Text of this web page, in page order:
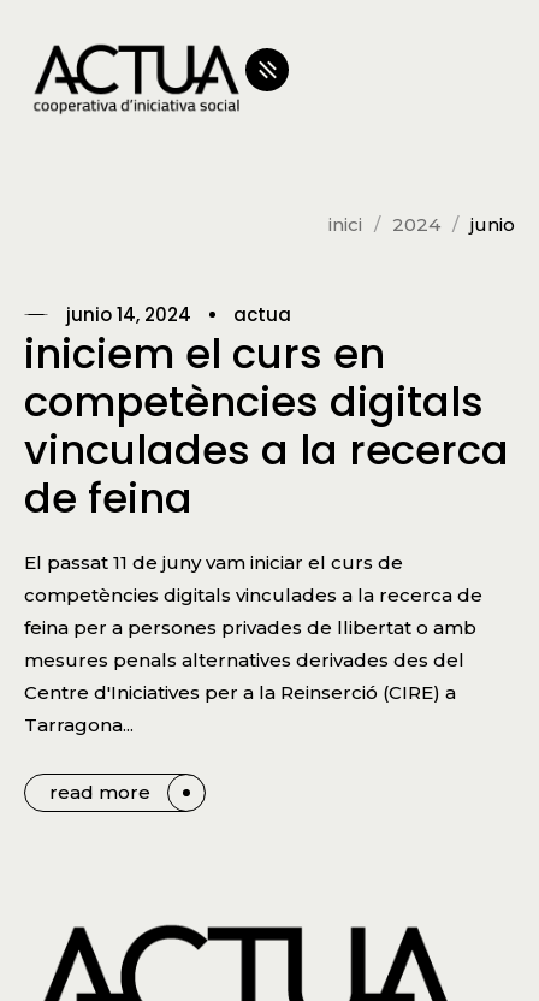
inici 2024 junio
junio 14, 2024 actua
iniciem el curs en
competències digitals
vinculades a la recerca
de feina
El passat 11 de juny vam iniciar el curs de
competències digitals vinculades a la recerca de
feina per a persones privades de llibertat o amb
mesures penals alternatives derivades des del
Centre d'Iniciatives per a la Reinserció (CIRE) a
Tarragona...
read more